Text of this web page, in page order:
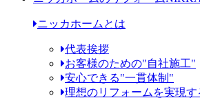
ニッカホームとは
代表挨拶
お客様のための"自社施工"
安心できる"一貫体制"
理想のリフォームを実現す